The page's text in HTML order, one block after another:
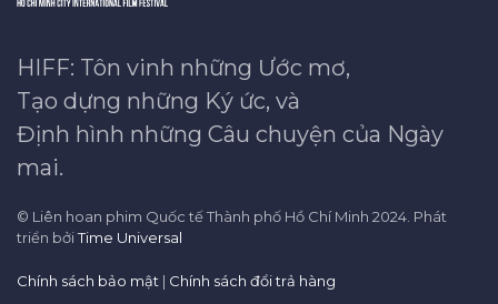
HIFF: Tôn vinh những Ước mơ,
Tạo dựng những Ký ức, và
Định hình những Câu chuyện của Ngày
mai.
© Liên hoan phim Quốc tế Thành phố Hồ Chí Minh 2024. Phát
triển bởiTime Universal
Chính sách bảo mật | Chính sách đổi trả hàng